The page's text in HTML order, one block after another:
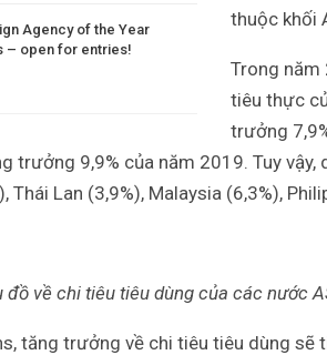
Agency of the Year
– open for entries!
thuộc khối
Trong năm
tiêu thực
trưởng
trưởng 9,9% của năm 2019. Tuy
Thái Lan (3,9%), Malaysia (6,3%),
đồ về chi tiêu tiêu dùng của các nước
tăng trưởng về chi tiêu tiêu dùng